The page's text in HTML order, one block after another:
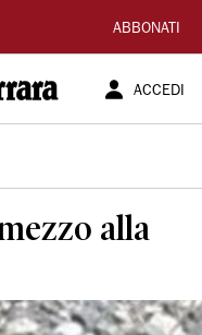
ABBONATI
ACCEDI
alla